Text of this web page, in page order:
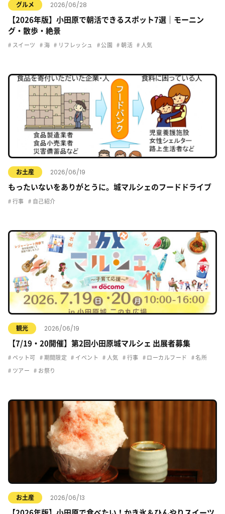
グルメ 2026/06/28
【2026年版】小田原で朝活できるスポット7選｜モーニン
グ・散歩・絶景
スイーツ 海 リフレッシュ 公園 朝活 人気
お土産 2026/06/19
もったいないをありがとうに。城マルシェのフードドライブ
行事 自己紹介
観光 2026/06/19
【7/19・20開催】第2回小田原城マルシェ 出展者募集
ペット可 期間限定 イベント 人気 行事 ローカルフード 名所
ツアー お祭り
お土産 2026/06/13